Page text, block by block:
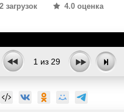
загрузок 4.0 оценка
1 из 29